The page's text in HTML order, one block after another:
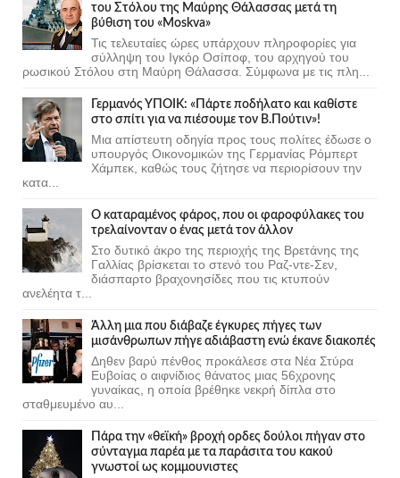
του Στόλου της Mαύρης Θάλασσας μετά τη
βύθιση του «Moskva»
Τις τελευταίες ώρες υπάρχουν πληροφορίες για
σύλληψη του Ιγκόρ Οσίποφ, του αρχηγού του
ρωσικού Στόλου στη Μαύρη Θάλασσα. Σύμφωνα με τις πλη...
Γερμανός ΥΠΟΙΚ: «Πάρτε ποδήλατο και καθίστε
στο σπίτι για να πιέσουμε τον Β.Πούτιν»!
Μια απίστευτη οδηγία προς τους πολίτες έδωσε ο
υπουργός Οικονομικών της Γερμανίας Ρόμπερτ
Χάμπεκ, καθώς τους ζήτησε να περιορίσουν την
κατα...
Ο καταραμένος φάρος, που οι φαροφύλακες του
τρελαίνονταν ο ένας μετά τον άλλον
Στο δυτικό άκρο της περιοχής της Βρετάνης της
Γαλλίας βρίσκεται το στενό του Ραζ-ντε-Σεν,
διάσπαρτο βραχονησίδες που τις κτυπούν
ανελέητα τ...
Άλλη μια που διάβαζε έγκυρες πήγες των
μισάνθρωπων πήγε αδιάβαστη ενώ έκανε διακοπές
Δηθεν βαρύ πένθος προκάλεσε στα Νέα Στύρα
Ευβοίας ο αιφνίδιος θάνατος μιας 56χρονης
γυναίκας, η οποία βρέθηκε νεκρή δίπλα στο
σταθμευμένο αυ...
Πάρα την «θεϊκή» βροχή ορδες δούλοι πήγαν στο
σύνταγμα παρέα με τα παράσιτα του κακού
γνωστοί ως κομμουνιστες